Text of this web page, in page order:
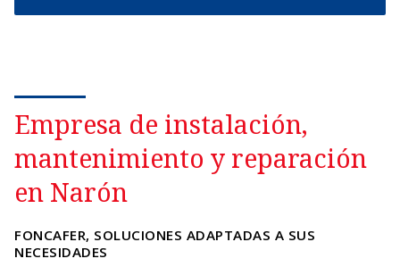
Empresa de instalación,
mantenimiento y reparación
en Narón
FONCAFER, SOLUCIONES ADAPTADAS A SUS
NECESIDADES